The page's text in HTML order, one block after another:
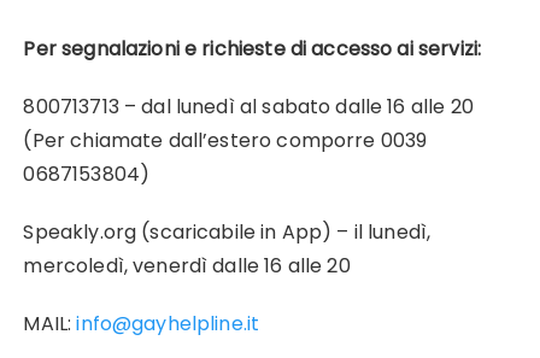
Per segnalazioni e richieste di accesso ai servizi:
800713713 – dal lunedì al sabato dalle 16 alle 20
(Per chiamate dall’estero comporre 0039
0687153804)
Speakly.org (scaricabile in App) – il lunedì,
mercoledì, venerdì dalle 16 alle 20
MAIL:info@gayhelpline.it